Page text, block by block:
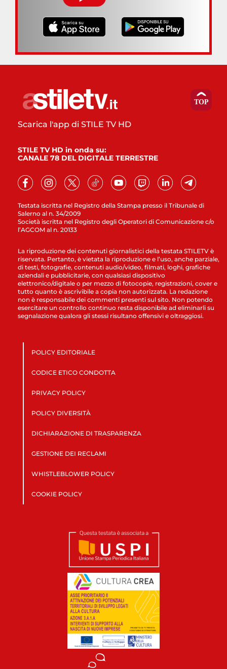
Testata iscritta nel Registro della Stampa presso il Tribunale di
Salerno al n. 34/2009
Società iscritta nel Registro degli Operatori di Comunicazione c/o
l’AGCOM al n. 20133
Scarica l'app di STILE TV HD
STILE TV HD in onda su:
CANALE 78 DEL DIGITALE TERRESTRE
La riproduzione dei contenuti giornalistici della testata STILETV è
riservata. Pertanto, è vietata la riproduzione e l’uso, anche parziale,
di testi, fotografie, contenuti audio/video, filmati, loghi, grafiche
aziendali e pubblicitarie, con qualsiasi dispositivo
elettronico/digitale o per mezzo di fotocopie, registrazioni, cover e
tutto quanto è ascrivibile a copia non autorizzata. La redazione
non è responsabile dei commenti presenti sul sito. Non potendo
esercitare un controllo continuo resta disponibile ad eliminarli su
segnalazione qualora gli stessi risultano offensivi e oltraggiosi.
POLICY EDITORIALE
CODICE ETICO CONDOTTA
PRIVACY POLICY
POLICY DIVERSITÀ
DICHIARAZIONE DI TRASPARENZA
GESTIONE DEI RECLAMI
WHISTLEBLOWER POLICY
COOKIE POLICY